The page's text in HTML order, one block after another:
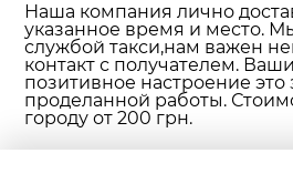
Наша компания лично
указанное время и место.
службой такси,нам важен
контакт с получателем.
позитивное настроение это
проделанной работы.
городу от 200 грн.